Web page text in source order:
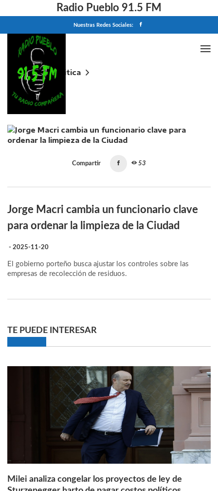
Radio Pueblo 91.5 FM
Nuestras Redes Sociales:
Home
Politica
Jorge Macri cambia un funcionario clave para ordenar
la limpieza de la Ciudad
Compartir 53
Jorge Macri cambia un funcionario clave
para ordenar la limpieza de la Ciudad
- 2025-11-20
El gobierno porteño busca ajustar los controles sobre las
empresas de recolección de residuos.
TE PUEDE INTERESAR
Milei analiza congelar los proyectos de ley de